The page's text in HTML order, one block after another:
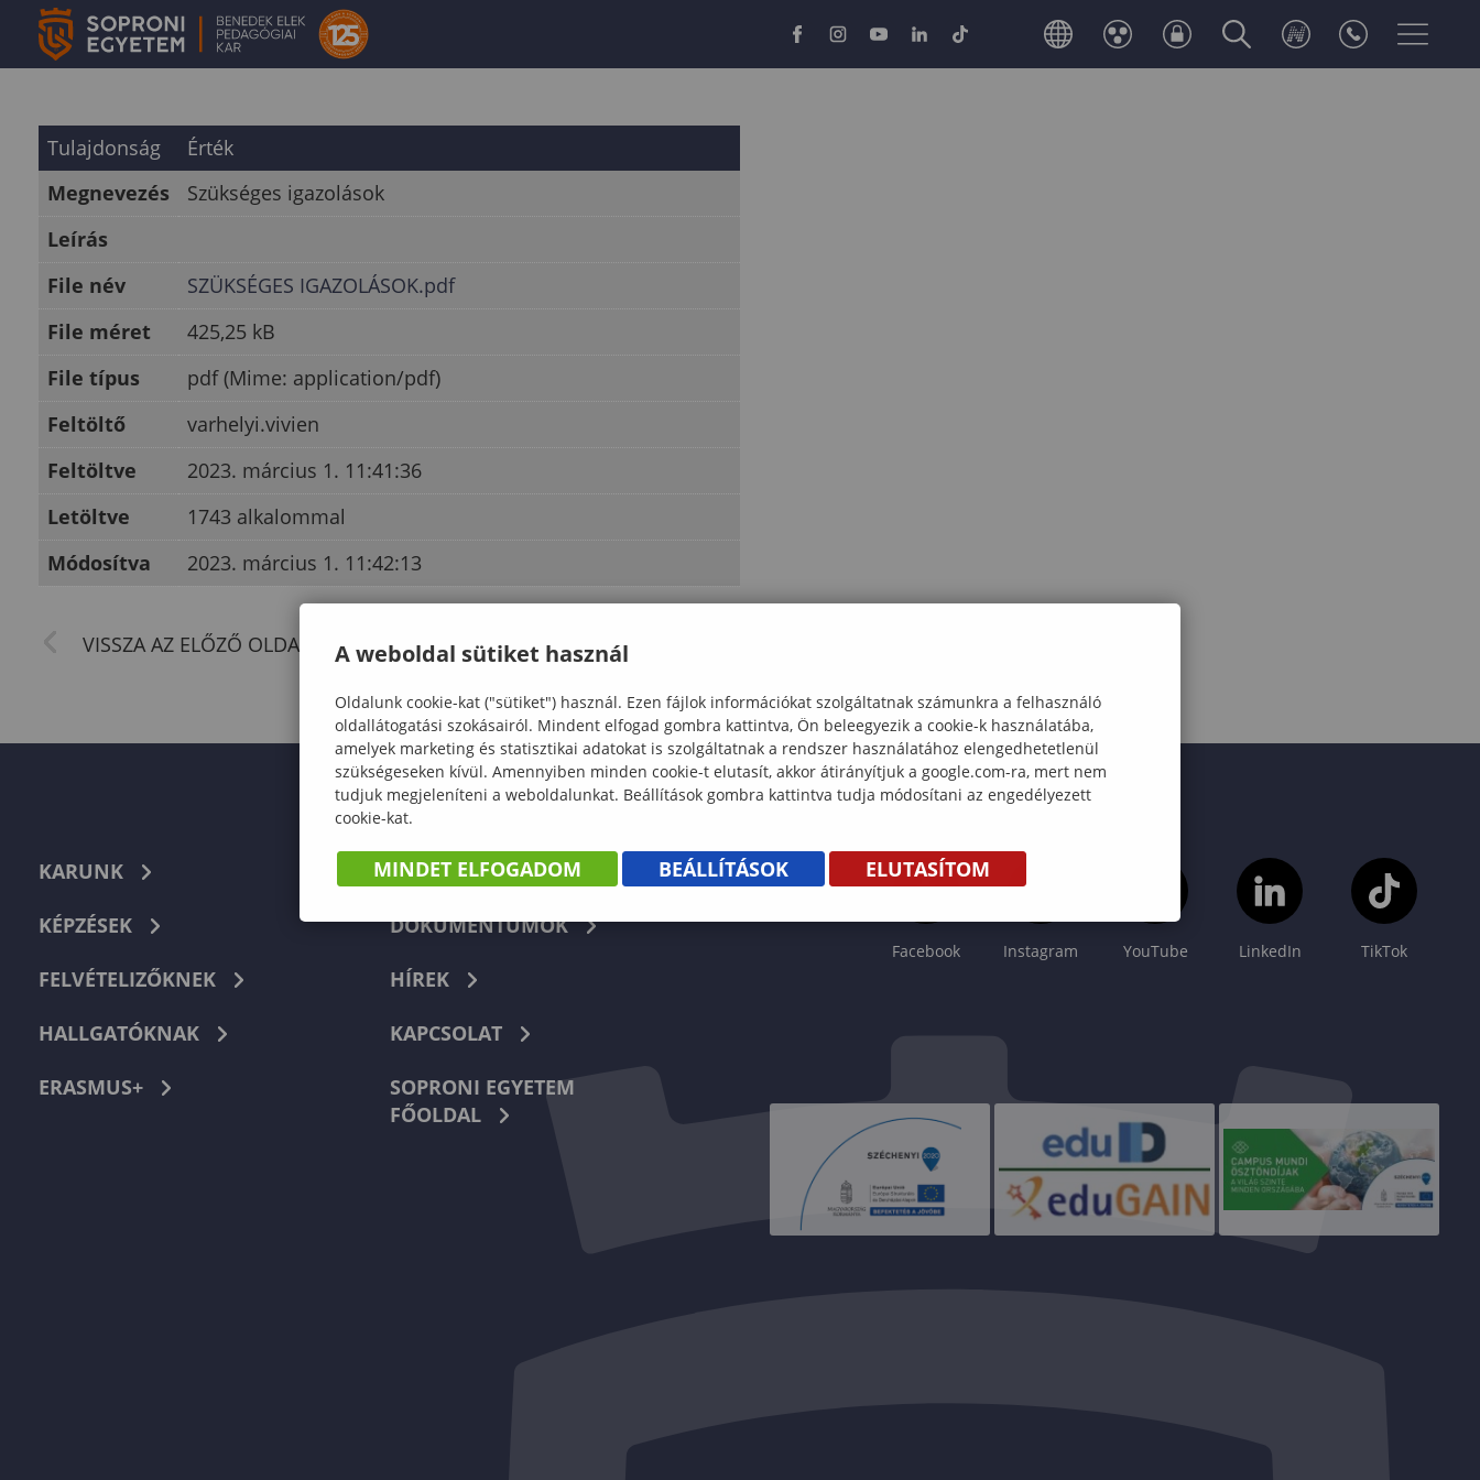
Tulajdonság
Érték
Megnevezés
Szükséges igazolások
Leírás
File név
SZÜKSÉGES IGAZOLÁSOK.pdf
File méret
425,25 kB
File típus
pdf (Mime: application/pdf)
Feltöltő
varhelyi.vivien
Feltöltve
2023. március 1. 11:41:36
Letöltve
1743 alkalommal
Módosítva
2023. március 1. 11:42:13
KARUNK
KÉPZÉSEK
FELVÉTELIZŐKNEK
HALLGATÓKNAK
ERASMUS+
TELEFONKÖNYV
DOKUMENTUMOK
HÍREK
KAPCSOLAT
SOPRONI EGYETEM
FŐOLDAL
Facebook Instagram YouTube LinkedIn TikTok
A weboldal sütiket használ
Oldalunk cookie-kat ("sütiket") használ. Ezen fájlok információkat szolgáltatnak számunkra a felhasználó
oldallátogatási szokásairól. Mindent elfogad gombra kattintva, Ön beleegyezik a cookie-k használatába,
amelyek marketing és statisztikai adatokat is szolgáltatnak a rendszer használatához elengedhetetlenül
szükségeseken kívül. Amennyiben minden cookie-t elutasít, akkor átirányítjuk a google.com-ra, mert nem
tudjuk megjeleníteni a weboldalunkat. Beállítások gombra kattintva tudja módosítani az engedélyezett
cookie-kat.
MINDET ELFOGADOM BEÁLLÍTÁSOK ELUTASÍTOM